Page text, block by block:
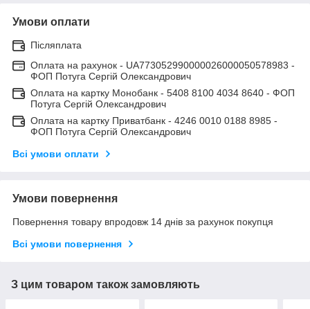
Умови оплати
Післяплата
Оплата на рахунок - UA773052990000026000050578983 -
ФОП Потуга Сергій Олександрович
Оплата на картку Монобанк - 5408 8100 4034 8640 - ФОП
Потуга Сергій Олександрович
Оплата на картку Приватбанк - 4246 0010 0188 8985 -
ФОП Потуга Сергій Олександрович
Всі умови оплати
Умови повернення
Повернення товару впродовж 14 днів за рахунок покупця
Всі умови повернення
З цим товаром також замовляють